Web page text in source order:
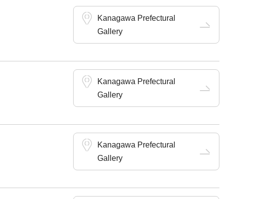
Kanagawa Prefectural
Gallery
Kanagawa Prefectural
Gallery
Kanagawa Prefectural
Gallery